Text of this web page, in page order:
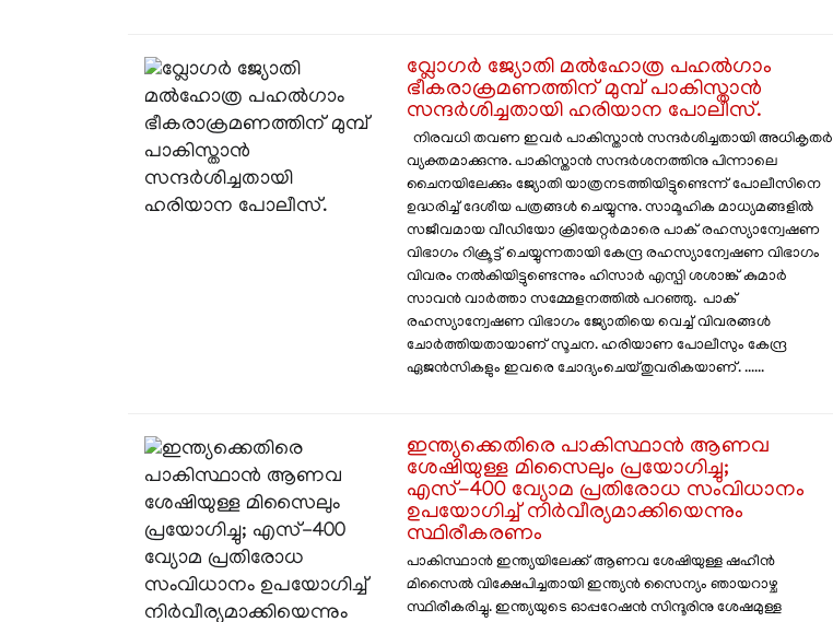
വ്ലോഗർ ജ്യോതി മല്‍ഹോത്ര പഹല്‍ഗാം
ഭീകരാക്രമണത്തിന് മുമ്പ് പാകിസ്താൻ
സന്ദർശിച്ചതായി ഹരിയാന പോലീസ്.
നിരവധി തവണ ഇവർ പാകിസ്താൻ സന്ദർശിച്ചതായി അധികൃതർ
വ്യക്തമാക്കുന്നു. പാകിസ്താൻ സന്ദർശനത്തിനു പിന്നാലെ
ചൈനയിലേക്കും ജ്യോതി യാത്രനടത്തിയിട്ടുണ്ടെന്ന് പോലീസിനെ
ഉദ്ധരിച്ച്‌ ദേശീയ പത്രങ്ങൾ ചെയ്യുന്നു. സാമൂഹിക മാധ്യമങ്ങളില്‍
സജീവമായ വീഡിയോ ക്രിയേറ്റർമാരെ പാക് രഹസ്യാന്വേഷണ
വിഭാഗം റിക്രൂട്ട് ചെയ്യുന്നതായി കേന്ദ്ര രഹസ്യാന്വേഷണ വിഭാഗം
വിവരം നല്‍കിയിട്ടുണ്ടെന്നും ഹിസാർ എസ്പി ശശാങ്ക് കുമാർ
സാവൻ വാർത്താ സമ്മേളനത്തില്‍ പറഞ്ഞു. പാക്
രഹസ്യാന്വേഷണ വിഭാഗം ജ്യോതിയെ വെച്ച്‌ വിവരങ്ങള്‍
ചോർത്തിയതായാണ് സൂചന. ഹരിയാണ പോലീസും കേന്ദ്ര
ഏജൻസികളും ഇവരെ ചോദ്യംചെയ്തുവരികയാണ്. ......
ഇന്ത്യക്കെതിരെ പാകിസ്ഥാൻ ആണവ
ശേഷിയുള്ള മിസൈലും പ്രയോ​ഗിച്ചു;
എസ്-400 വ്യോമ പ്രതിരോധ സംവിധാനം
ഉപയോ​ഗിച്ച് നിർവീര്യമാക്കിയെന്നും
സ്ഥിരീകരണം
പാകിസ്ഥാൻ ഇന്ത്യയിലേക്ക് ആണവ ശേഷിയുള്ള ഷഹീൻ
മിസൈൽ വിക്ഷേപിച്ചതായി ഇന്ത്യൻ സൈന്യം ഞായറാഴ്ച
സ്ഥിരീകരിച്ചു. ഇന്ത്യയുടെ ഓപ്പറേഷൻ സിന്ദൂരിനു ശേഷമുള്ള